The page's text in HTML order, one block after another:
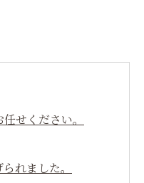
せください。
れました。